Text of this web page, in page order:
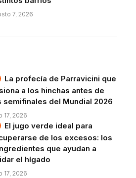
7, 2026
La profecía de Parravicini que
a los hinchas antes de
semifinales del Mundial 2026
17, 2026
El jugo verde ideal para
de los excesos: los
que ayudan a
el hígado
17, 2026